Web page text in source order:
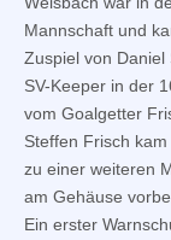
Mannschaft und
Zuspiel von
SV-Keeper in der
vom Goalgetter
Steffen Frisch
zu einer weiteren
am Gehäuse
Ein erster